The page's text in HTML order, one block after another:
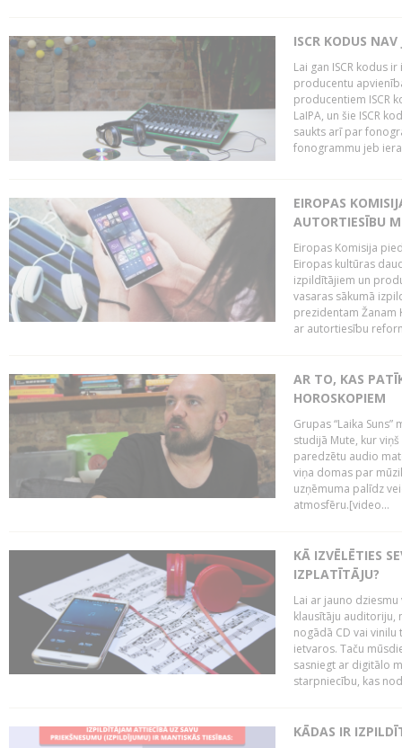
ISCR KODUS
Lai gan ISCR kodus
producentu
producentiem ISCR
LaIPA, un šie ISCR
saukts arī par
fonogrammu jeb
EIROPAS
AUTORTIESĪBU
Eiropas Komisija
Eiropas kultūras
izpildītājiem un
vasaras sākumā
prezidentam Žanam
ar autortiesību
AR TO, KAS
HOROSKOPIEM
Grupas “Laika
studijā Mute, kur
paredzētu audio
viņa domas par
uzņēmuma palīdz
atmosfēru.[video...
KĀ IZVĒLĒTIES
IZPLATĪTĀJU?
Lai ar jauno
klausītāju auditoriju,
nogādā CD vai
ietvaros. Taču
sasniegt ar digitālo
starpniecību, kas
KĀDAS IR